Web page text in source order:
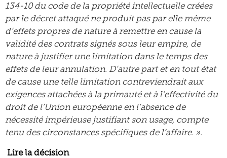
134-10 du code de la propriété intellectuelle créées
par le décret attaqué ne produit pas par elle­ même
d’effets propres de nature à remettre en cause la
validité des contrats signés sous leur empire, de
nature à justifier une limitation dans le temps des
effets de leur annulation. D’autre part et en tout état
de cause une telle limitation contreviendrait aux
exigences attachées à la primauté et à l’effectivité du
droit de l’Union européenne en l’absence de
nécessité impérieuse justifiant son usage, compte
tenu des circonstances spécifiques de l’affaire. ».
Lire la décision